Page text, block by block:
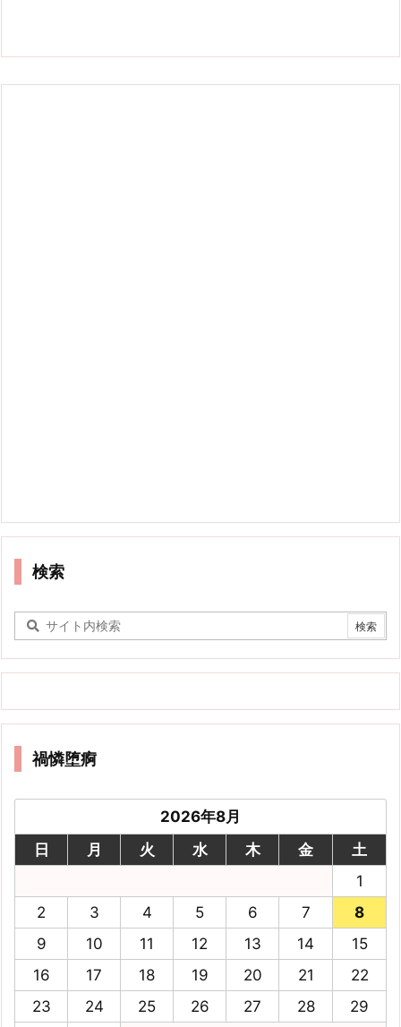
検索
禍憐堕痾
2026年8月
日
月 火 水 木 金
土
1
2
3 4 5 6 7
8
9
10 11 12 13 14
15
16
17 18 19 20 21
22
23
24 25 26 27 28
29